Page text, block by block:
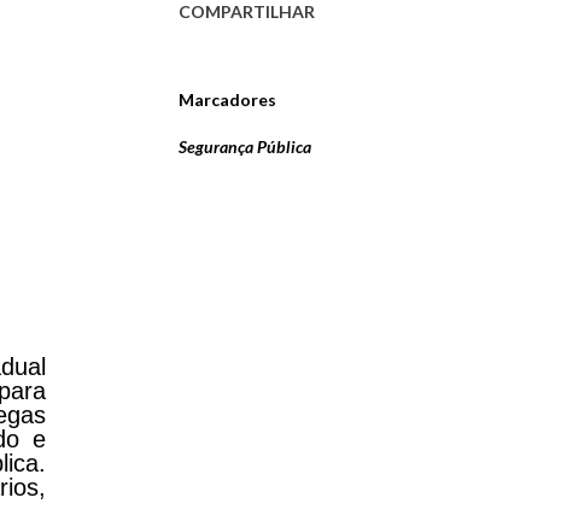
e
COMPARTILHAR
Marcadores
Segurança Pública